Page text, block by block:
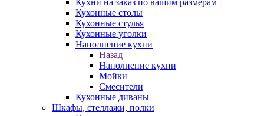
Кухни на заказ по вашим размерам
Кухонные столы
Кухонные стулья
Кухонные уголки
Наполнение кухни
Назад
Наполнение кухни
Мойки
Смесители
Кухонные диваны
Шкафы, стеллажи, полки